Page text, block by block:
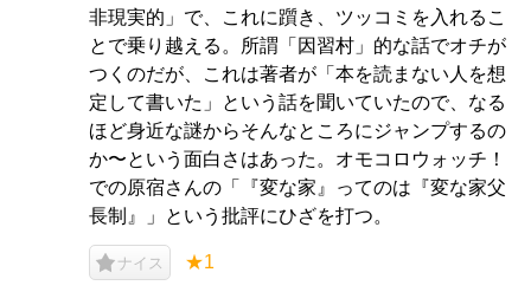
非現実的」で、これに躓き、ツッコミを入れるこ
とで乗り越える。所謂「因習村」的な話でオチが
つくのだが、これは著者が「本を読まない人を想
定して書いた」という話を聞いていたので、なる
ほど身近な謎からそんなところにジャンプするの
か〜という面白さはあった。オモコロウォッチ！
での原宿さんの「『変な家』ってのは『変な家父
長制』」という批評にひざを打つ。
ナイス ★1